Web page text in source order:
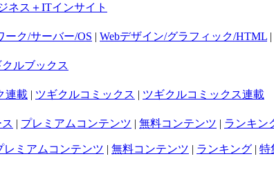
ネス＋ITインサイト
ーク/サーバー/OS | Webデザイン/グラフィック/HTML |
クルブックス
連載 | ツギクルコミックス | ツギクルコミックス連載
| プレミアムコンテンツ | 無料コンテンツ | ランキン
レミアムコンテンツ | 無料コンテンツ | ランキング | 特